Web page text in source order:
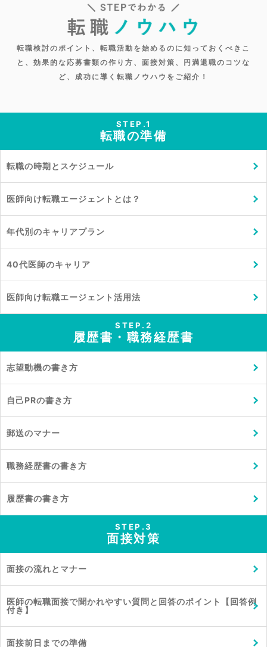
転職検討のポイント、転職活動を始めるのに知っておくべきこ
と、 効果的な応募書類の作り方、面接対策、円満退職のコツな
ど、成功に導く転職ノウハウをご紹介！
STEP.1
転職の準備
転職の時期とスケジュール
医師向け転職エージェントとは？
年代別のキャリアプラン
40代医師のキャリア
医師向け転職エージェント活用法
STEP.2
履歴書・職務経歴書
志望動機の書き方
自己PRの書き方
郵送のマナー
職務経歴書の書き方
履歴書の書き方
STEP.3
面接対策
面接の流れとマナー
医師の転職面接で聞かれやすい質問と回答のポイント【回答例
付き】
面接前日までの準備